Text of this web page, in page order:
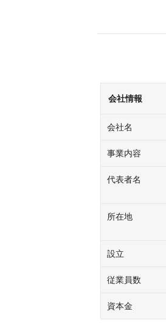
会社情報
会社名
事業内容
代表者名
所在地
設立
従業員数
資本金